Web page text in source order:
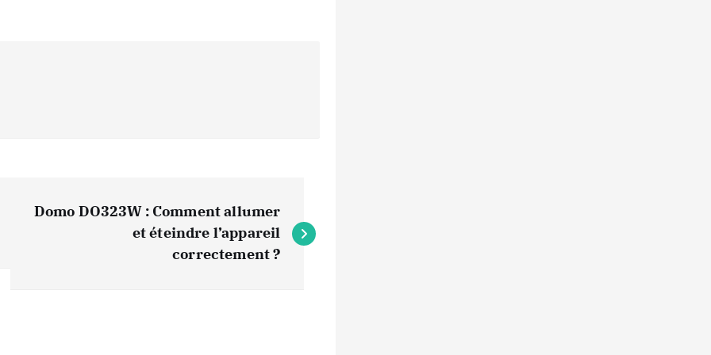
Domo DO323W : Comment allumer
et éteindre l’appareil
correctement ?